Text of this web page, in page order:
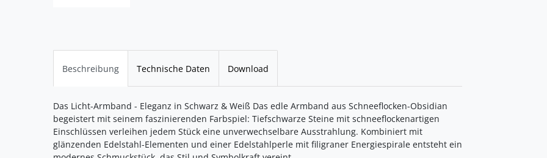
Beschreibung Technische Daten Download
Das Licht-Armband - Eleganz in Schwarz & Weiß Das edle Armband aus Schneeflocken-Obsidian
begeistert mit seinem faszinierenden Farbspiel: Tiefschwarze Steine mit schneeflockenartigen
Einschlüssen verleihen jedem Stück eine unverwechselbare Ausstrahlung. Kombiniert mit
glänzenden Edelstahl-Elementen und einer Edelstahlperle mit filigraner Energiespirale entsteht ein